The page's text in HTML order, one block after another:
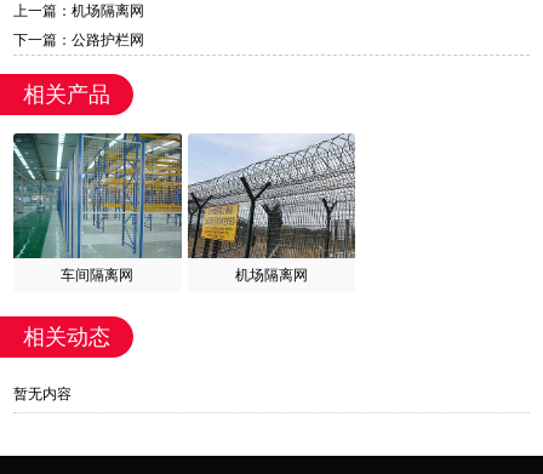
上一篇：机场隔离网
下一篇：公路护栏网
相关产品
车间隔离网 机场隔离网
相关动态
暂无内容